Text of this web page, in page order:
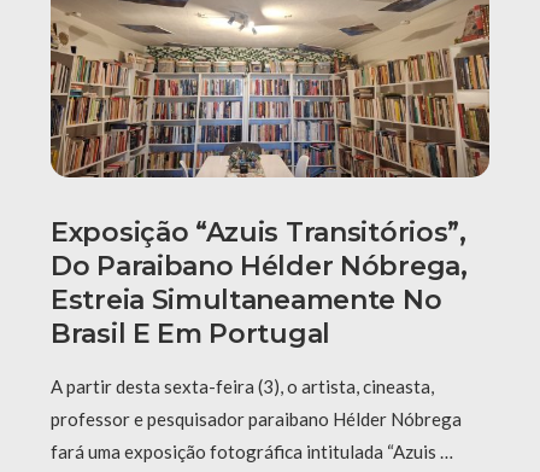
Exposição “Azuis Transitórios”,
Do Paraibano Hélder Nóbrega,
Estreia Simultaneamente No
Brasil E Em Portugal
A partir desta sexta-feira (3), o artista, cineasta,
professor e pesquisador paraibano Hélder Nóbrega
fará uma exposição fotográfica intitulada “Azuis …